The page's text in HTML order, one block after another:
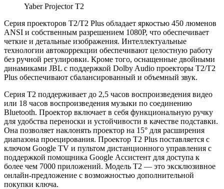
Yaber Projector T2
Серия проекторов T2/T2 Plus обладает яркостью 450 люменов
ANSI и собственным разрешением 1080P, что обеспечивает
четкие и детальные изображения. Интеллектуальные
технологии автокоррекции обеспечивают целостную работу
без ручной регулировки. Кроме того, оснащенные двойными
динамиками JBL с поддержкой Dolby Audio проекторы T2/T2
Plus обеспечивают сбалансированный и объемный звук.
Серия T2 поддерживает до 2,5 часов воспроизведения видео
или 18 часов воспроизведения музыки по соединению
Bluetooth. Проектор включает в себя функциональную ручку
для удобства переноски и устойчивости в качестве подставки.
Она позволяет наклонять проектор на 15° для расширения
диапазона проецирования. Проектор T2 Plus поставляется с
ключом Google TV и пультом дистанционного управления с
поддержкой помощника Google Ассистент для доступа к
более чем 7000 приложений. Модель T2 — это эксклюзивное
онлайн-предложение с возможностью дополнительной
покупки ключа.